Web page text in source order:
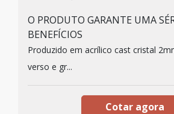
O PRODUTO GARANTE UMA
BENEFÍCIOS
Produzido em acrílico cast cristal
verso e gr...
Cotar agora